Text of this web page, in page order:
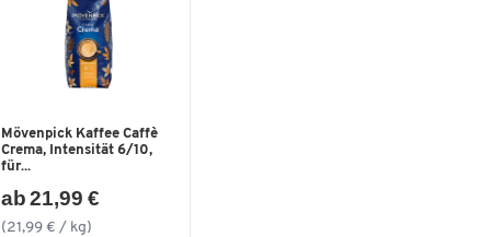
Mövenpick Kaffee Caffè
Crema, Intensität 6/10,
für...
ab 21,99 €
(21,99 € / kg)